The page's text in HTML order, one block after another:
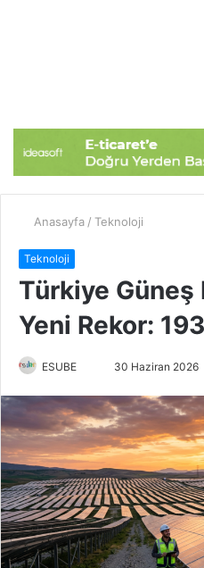
Anasayfa / Teknoloji
Teknoloji
Türkiye
Yeni Rekor:
ESUBE
r
e
-
p
o
s
t
a
30 Haziran 2026